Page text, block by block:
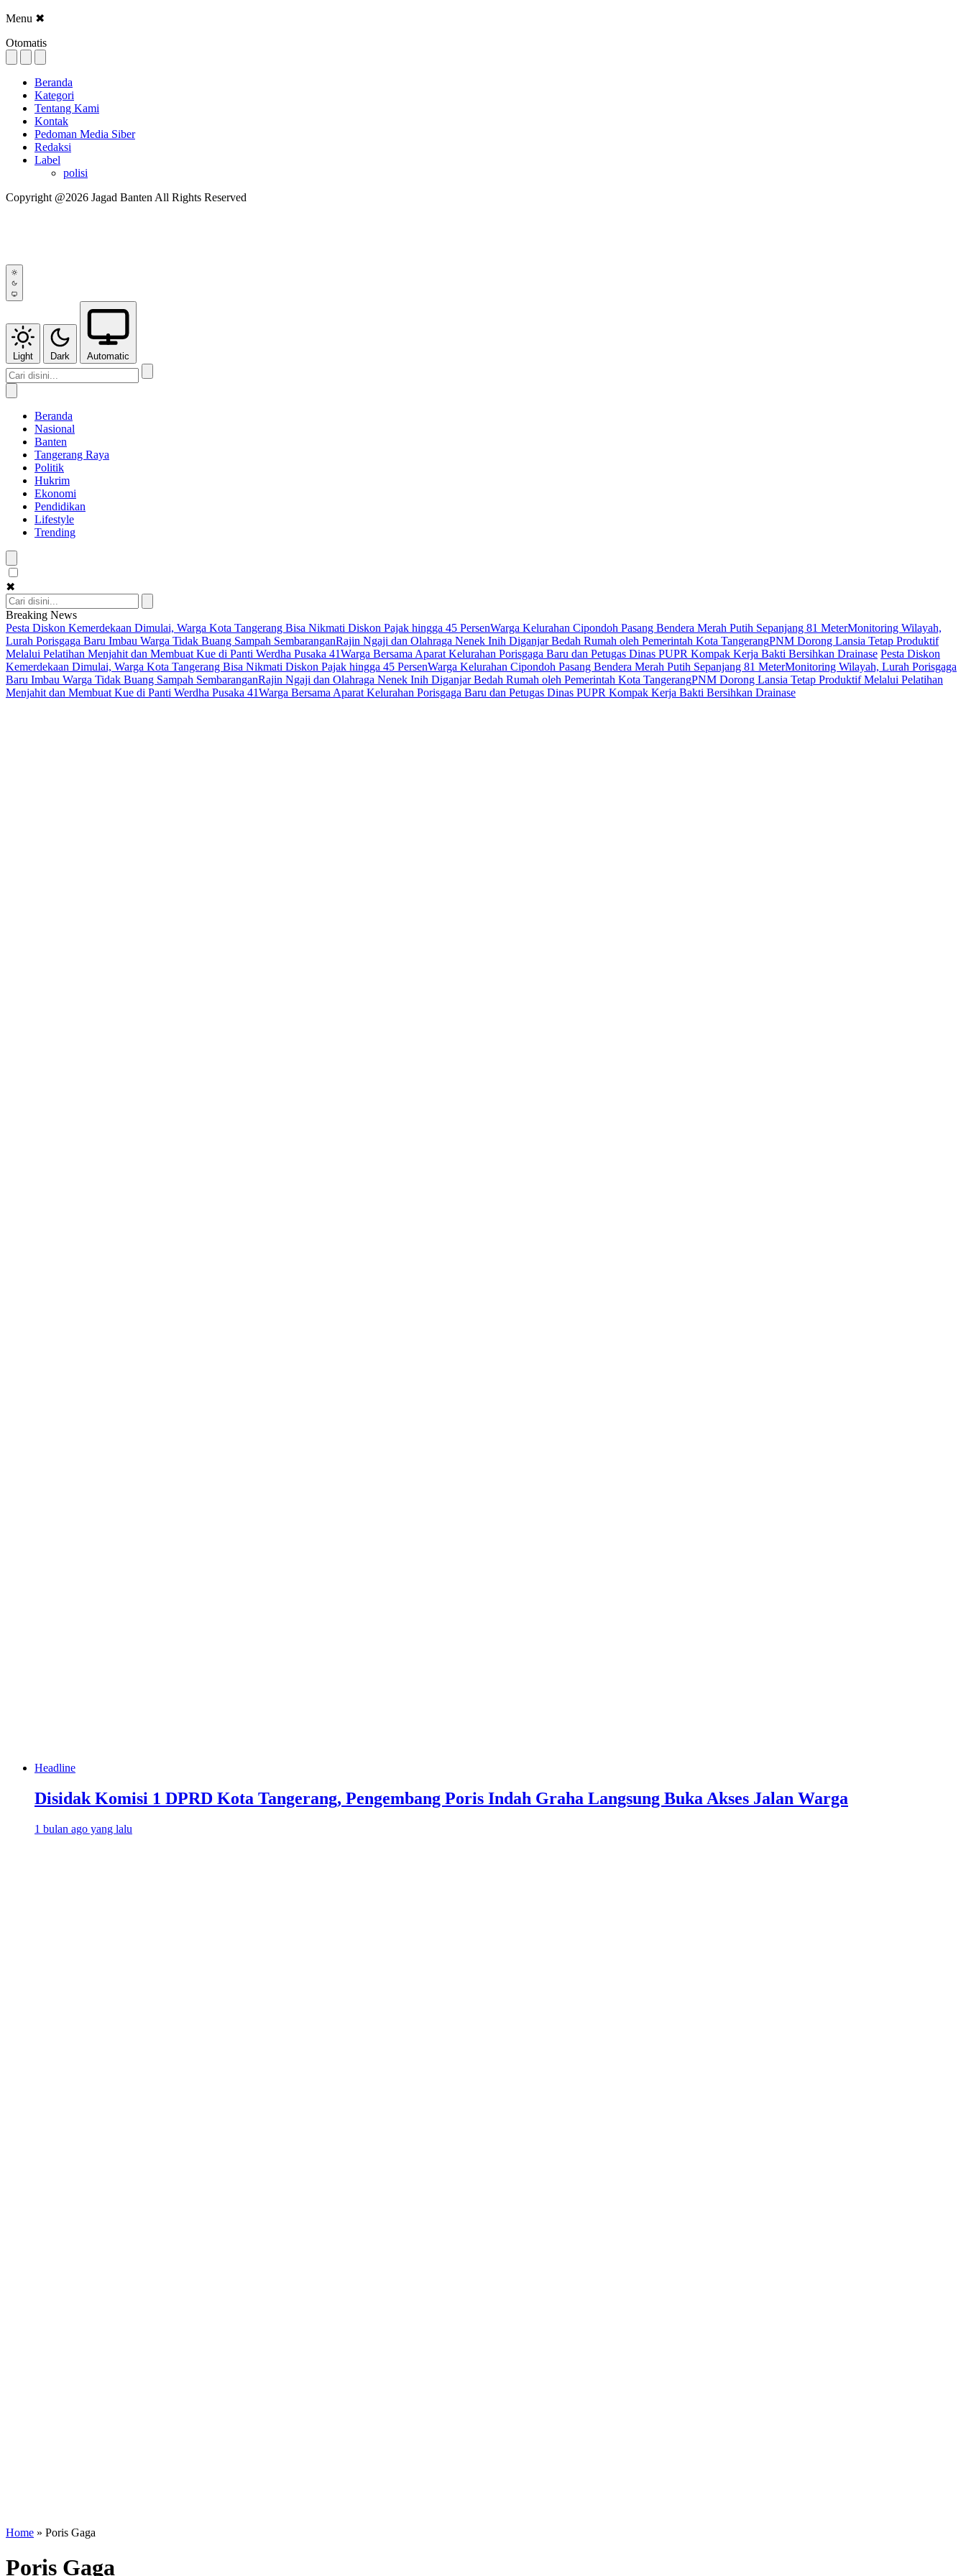
Menu ✖
Otomatis
Beranda
Kategori
Tentang Kami
Kontak
Pedoman Media Siber
Redaksi
Label
polisi
Copyright @2026 Jagad Banten All Rights Reserved
Light Dark Automatic
Beranda
Nasional
Banten
Tangerang Raya
Politik
Hukrim
Ekonomi
Pendidikan
Lifestyle
Trending
✖
Breaking News
Pesta Diskon Kemerdekaan Dimulai, Warga Kota Tangerang Bisa Nikmati Diskon Pajak hingga 45 PersenWarga Kelurahan Cipondoh Pasang Bendera Merah Putih Sepanjang 81 MeterMonitoring Wilayah,
Lurah Porisgaga Baru Imbau Warga Tidak Buang Sampah SembaranganRajin Ngaji dan Olahraga Nenek Inih Diganjar Bedah Rumah oleh Pemerintah Kota TangerangPNM Dorong Lansia Tetap Produktif
Melalui Pelatihan Menjahit dan Membuat Kue di Panti Werdha Pusaka 41Warga Bersama Aparat Kelurahan Porisgaga Baru dan Petugas Dinas PUPR Kompak Kerja Bakti Bersihkan Drainase Pesta Diskon
Kemerdekaan Dimulai, Warga Kota Tangerang Bisa Nikmati Diskon Pajak hingga 45 PersenWarga Kelurahan Cipondoh Pasang Bendera Merah Putih Sepanjang 81 MeterMonitoring Wilayah, Lurah Porisgaga
Baru Imbau Warga Tidak Buang Sampah SembaranganRajin Ngaji dan Olahraga Nenek Inih Diganjar Bedah Rumah oleh Pemerintah Kota TangerangPNM Dorong Lansia Tetap Produktif Melalui Pelatihan
Menjahit dan Membuat Kue di Panti Werdha Pusaka 41Warga Bersama Aparat Kelurahan Porisgaga Baru dan Petugas Dinas PUPR Kompak Kerja Bakti Bersihkan Drainase
Headline
Disidak Komisi 1 DPRD Kota Tangerang, Pengembang Poris Indah Graha Langsung Buka Akses Jalan Warga
1 bulan ago yang lalu
Home » Poris Gaga
Poris Gaga